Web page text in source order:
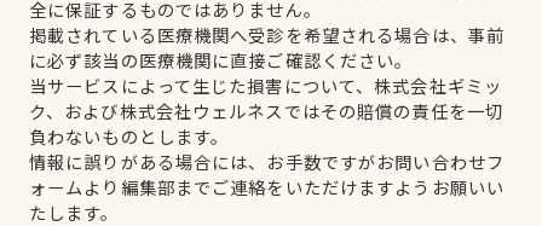
全に保証するものではありません。
掲載されている医療機関へ受診を希望される場合は、事前
に必ず該当の医療機関に直接ご確認ください。
当サービスによって生じた損害について、株式会社ギミッ
ク、および株式会社ウェルネスではその賠償の責任を一切
負わないものとします。
情報に誤りがある場合には、お手数ですがお問い合わせフ
ォームより編集部までご連絡をいただけますようお願いい
たします。